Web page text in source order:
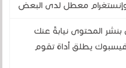
معطل لدى البعض
المحتوى نيابةً عنك
يطلق أداة تقوم